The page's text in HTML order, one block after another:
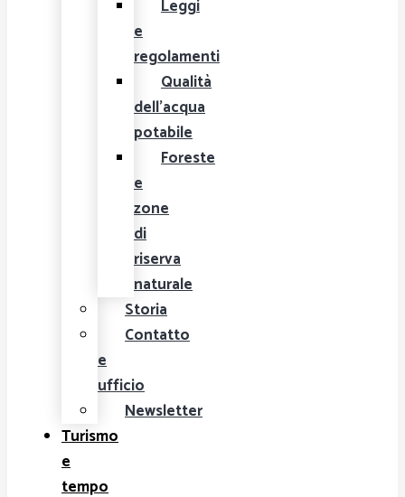
Leggi
e
regolamenti
Qualità
dell'acqua
potabile
Foreste
e
zone
di
riserva
naturale
Storia
Contatto
e
ufficio
Newsletter
Turismo
e
tempo